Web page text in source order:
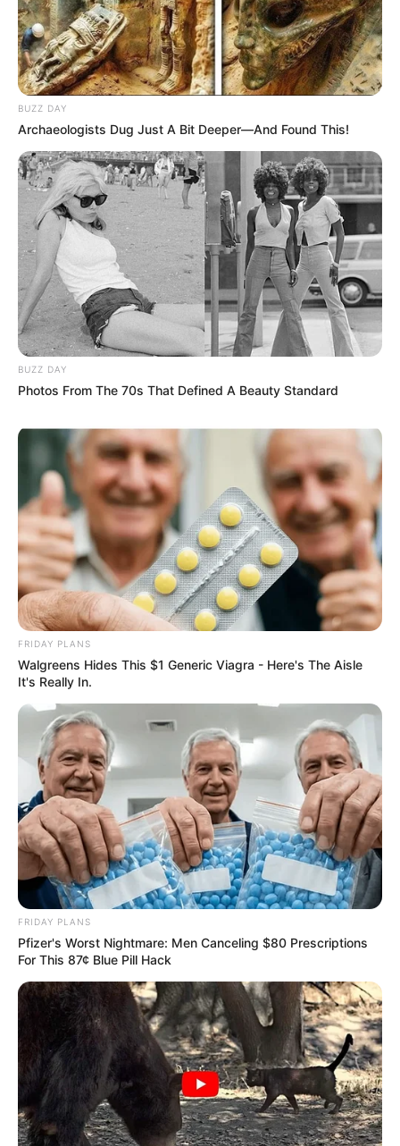
Astro Quinté : découvrez le ou les signes les
plus chanceux du jour
Découvrez le Cheval du jour
BUZZ DAY
Archaeologists Dug Just A Bit Deeper—And Found This!
BUZZ DAY
Photos From The 70s That Defined A Beauty Standard
FRIDAY PLANS
Walgreens Hides This $1 Generic Viagra - Here's The Aisle
It's Really In.
FRIDAY PLANS
Pfizer's Worst Nightmare: Men Canceling $80 Prescriptions
For This 87¢ Blue Pill Hack